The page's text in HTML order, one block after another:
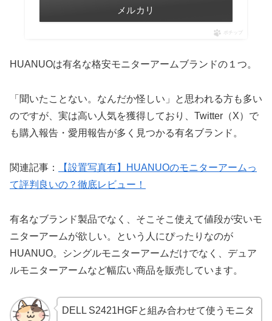
メルカリ
ポチップ
HUANUOは有名な格安モニターアームブランドの１つ。
「聞いたことない。なんだか怪しい」と思われる方も多い
のですが、実は高い人気を獲得しており、Twitter（X）で
も購入報告・愛用報告が多く見つかる有名ブランド。
関連記事：
【設置写真有】HUANUOのモニターアームっ
て評判良いの？徹底レビュー！
有名なブランド製品でなく、そこそこ使えて値段が安いモ
ニターアームが欲しい。という人にぴったりなのが
HUANUO。シングルモニターアームだけでなく、デュア
ルモニターアームなど幅広い商品を販売しています。
DELL S2421HGFと組み合わせて使うモニタ